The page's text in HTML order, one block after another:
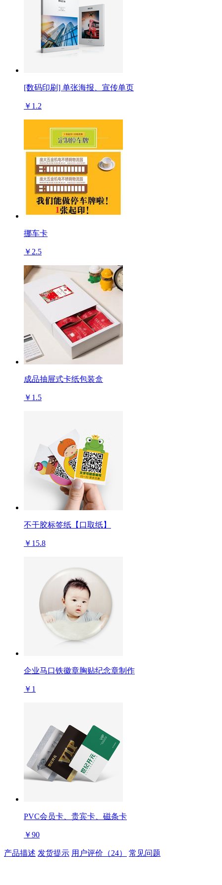
[数码印刷] 单张海报、宣传单页
￥1.2
挪车卡
￥2.5
成品抽屉式卡纸包装盒
￥1.5
不干胶标签纸【口取纸】
￥15.8
企业马口铁徽章胸贴纪念章制作
￥1
PVC会员卡、贵宾卡、磁条卡
￥90
产品描述 发货提示 用户评价（24） 常见问题